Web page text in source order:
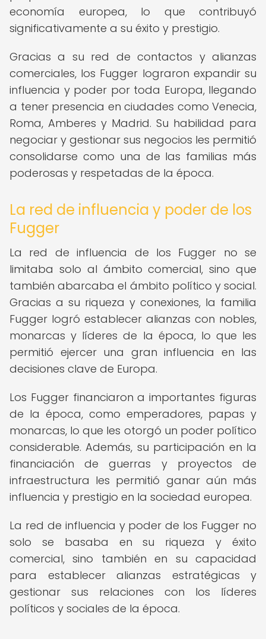
economía europea, lo que contribuyó
significativamente a su éxito y prestigio.
Gracias a su red de contactos y alianzas
comerciales, los Fugger lograron expandir su
influencia y poder por toda Europa, llegando
a tener presencia en ciudades como Venecia,
Roma, Amberes y Madrid. Su habilidad para
negociar y gestionar sus negocios les permitió
consolidarse como una de las familias más
poderosas y respetadas de la época.
La red de influencia y poder de los
Fugger
La red de influencia de los Fugger no se
limitaba solo al ámbito comercial, sino que
también abarcaba el ámbito político y social.
Gracias a su riqueza y conexiones, la familia
Fugger logró establecer alianzas con nobles,
monarcas y líderes de la época, lo que les
permitió ejercer una gran influencia en las
decisiones clave de Europa.
Los Fugger financiaron a importantes figuras
de la época, como emperadores, papas y
monarcas, lo que les otorgó un poder político
considerable. Además, su participación en la
financiación de guerras y proyectos de
infraestructura les permitió ganar aún más
influencia y prestigio en la sociedad europea.
La red de influencia y poder de los Fugger no
solo se basaba en su riqueza y éxito
comercial, sino también en su capacidad
para establecer alianzas estratégicas y
gestionar sus relaciones con los líderes
políticos y sociales de la época.